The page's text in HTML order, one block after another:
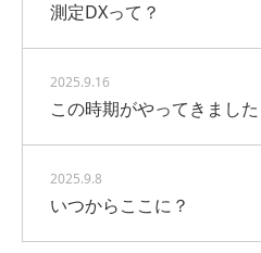
測定DXって？
2025.9.16
この時期がやってきました
2025.9.8
いつからここに？